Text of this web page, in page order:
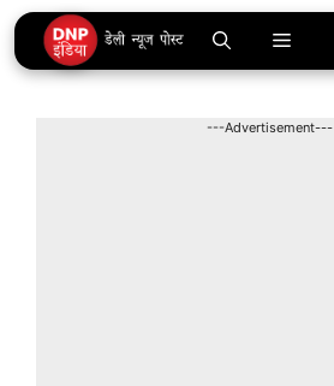
Skip
to
content
Menu
---Advertisement---